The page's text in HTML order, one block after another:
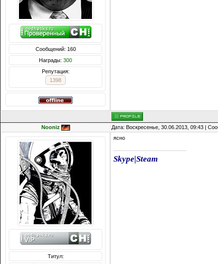
Сообщений: 160
Награды: 300
Репутация:
1398
Nooniz Дата: Воскресенье, 30.06.2013, 09:43 |
Титул:
ясно
Skype|Steam